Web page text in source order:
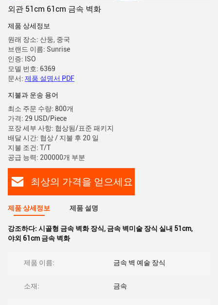
외관 51cm 61cm 금속 벽화
제품 상세정보
원래 장소: 산둥, 중국
브랜드 이름: Sunrise
인증: ISO
모델 번호: 6369
문서: 제품 설명서 PDF
지불과 운송 용어
최소 주문 수량: 800개
가격: 29 USD/Piece
포장 세부 사항: 협상됨/표준 패키지
배달 시간: 협상 / 지불 후 20 일
지불 조건: T/T
공급 능력: 200000개 부분
최상의 가격을 얻으세요
제품 상세정보 제품 설명
강조하다: 시골형 금속 벽화 장식, 금속 벽미술 장식 실내 51cm,
야외 61cm 금속 벽화
제품 이름: 금속 벽 예술 장식
소재: 금속